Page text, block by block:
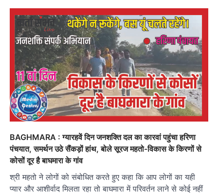
BAGHMARA : ग्यारहवें दिन जनशक्त‍ि दल का कारवां पहुंचा हरिणा
पंचयात, समर्थन उठे सैंकड़ों हांथ, बोले सूरज महतो-विकास के किरणों से
कोसों दूर है बाघमारा के गांव
श्री महतो ने लोगों को संबोधित करते हुए कहा कि आप लोगों का यही
प्‍यार और आशीर्वाद मिलता रहा तो बाघमारा में परिवर्तन लाने से कोई नहीं